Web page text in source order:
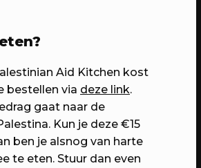
nog veel meer.
Aid Kitchen kost
bestellen via deze link.
gaat naar de
Kun je deze €15
ben je alsnog van harte
te eten. Stuur dan even